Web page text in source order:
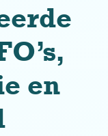
en